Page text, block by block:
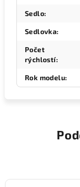
Sedlo:
Sedlovka:
Počet
rýchlostí:
Rok modelu: